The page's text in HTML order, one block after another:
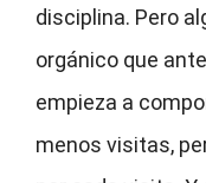
disciplina. Pero
orgánico que
empieza a
menos visitas,